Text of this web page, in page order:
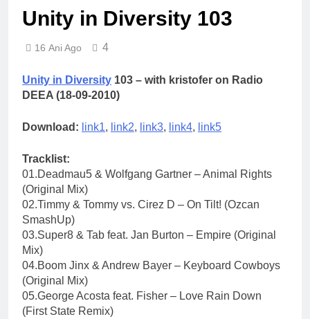
Harta și programul
terenurilor de sport publice
din municipiul Bacău
din Bacău
2 Ani Ago
Unity in Diversity 103
16 Ani Ago 4
Unity in Diversity 103 – with kristofer on Radio
DEEA (18-09-2010)
Download: link1, link2, link3, link4, link5
Tracklist:
01.Deadmau5 & Wolfgang Gartner – Animal Rights
(Original Mix)
02.Timmy & Tommy vs. Cirez D – On Tilt! (Ozcan
SmashUp)
03.Super8 & Tab feat. Jan Burton – Empire (Original
Mix)
04.Boom Jinx & Andrew Bayer – Keyboard Cowboys
(Original Mix)
05.George Acosta feat. Fisher – Love Rain Down
(First State Remix)